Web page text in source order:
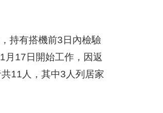
持有搭機前3日內檢驗
月17日開始工作，因返
11人，其中3人列居家